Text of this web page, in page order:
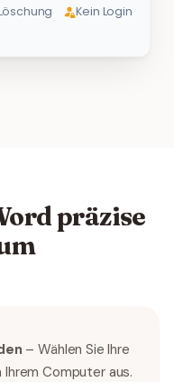
Kein Login
präzise
– Wählen Sie Ihre
Computer aus.